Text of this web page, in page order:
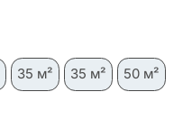
35 м² 35 м² 50 м²